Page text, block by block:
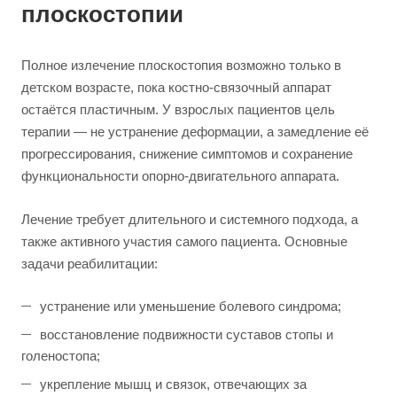
плоскостопии
Полное излечение плоскостопия возможно только в
детском возрасте, пока костно-связочный аппарат
остаётся пластичным. У взрослых пациентов цель
терапии — не устранение деформации, а замедление её
прогрессирования, снижение симптомов и сохранение
функциональности опорно-двигательного аппарата.
Лечение требует длительного и системного подхода, а
также активного участия самого пациента. Основные
задачи реабилитации:
устранение или уменьшение болевого синдрома;
восстановление подвижности суставов стопы и
голеностопа;
укрепление мышц и связок, отвечающих за